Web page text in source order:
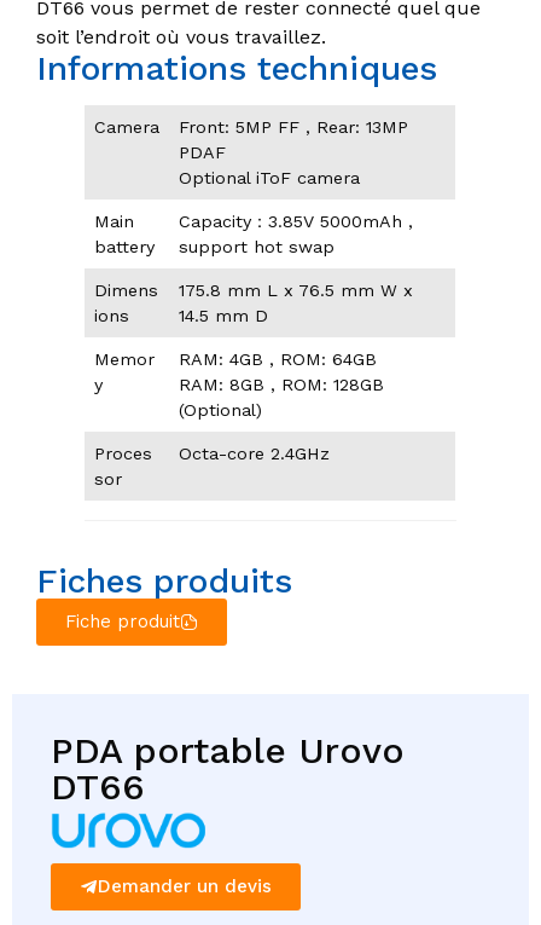
DT66 vous permet de rester connecté quel que
soit l’endroit où vous travaillez.
Informations techniques
Camera
Front: 5MP FF , Rear: 13MP
PDAF
Optional iToF camera
Main
battery
Capacity：3.85V 5000mAh ,
support hot swap
Dimens
ions
175.8 mm L x 76.5 mm W x
14.5 mm D
Memor
y
RAM: 4GB , ROM: 64GB
RAM: 8GB , ROM: 128GB
(Optional)
Proces
sor
Octa-core 2.4GHz
Fiches produits
Fiche produit
PDA portable Urovo
DT66
Demander un devis